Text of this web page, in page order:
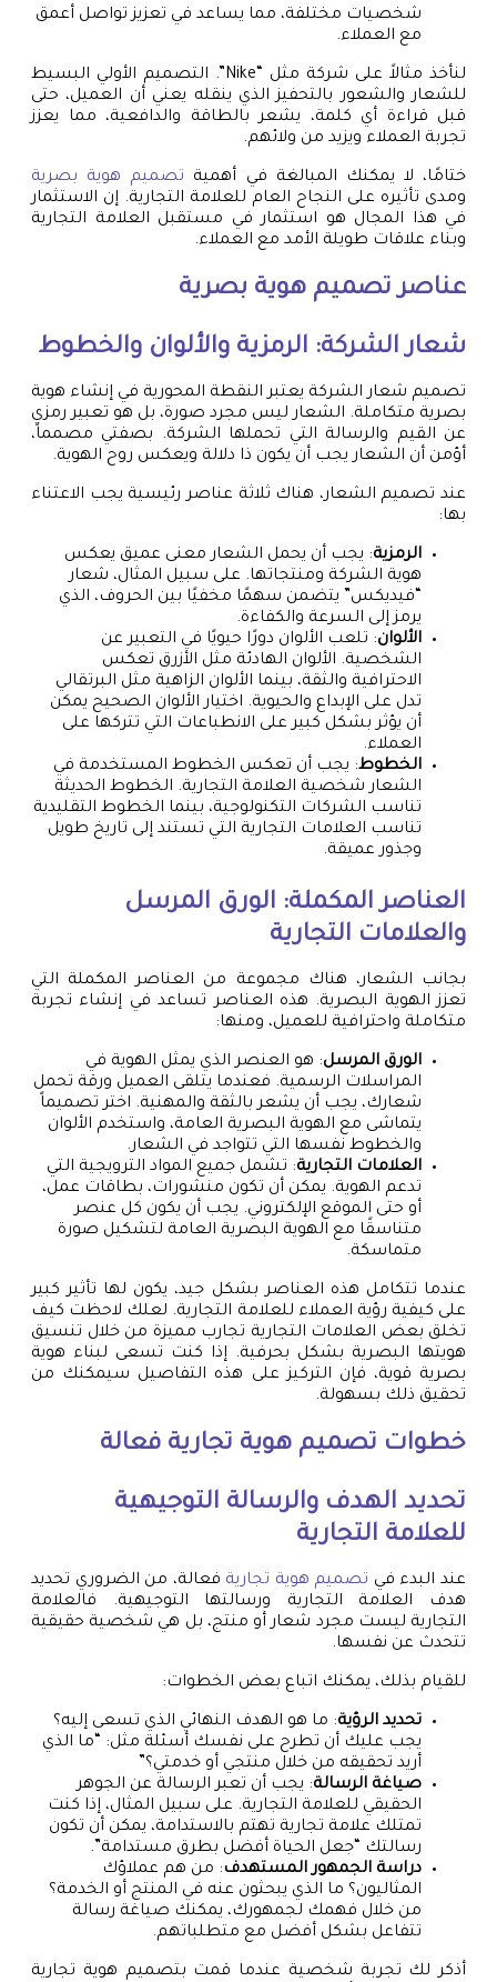
شخصيات مختلفة، مما يساعد في تعزيز تواصل أعمق
مع العملاء.
لنأخذ مثالاً على شركة مثل “Nike”. التصميم الأولي البسيط
للشعار والشعور بالتحفيز الذي ينقله يعني أن العميل، حتى
قبل قراءة أي كلمة، يشعر بالطاقة والدافعية، مما يعزز
تجربة العملاء ويزيد من ولائهم.
ختامًا، لا يمكنك المبالغة في أهمية تصميم هوية بصرية
ومدى تأثيره على النجاح العام للعلامة التجارية. إن الاستثمار
في هذا المجال هو استثمار في مستقبل العلامة التجارية
وبناء علاقات طويلة الأمد مع العملاء.
عناصر تصميم هوية بصرية
شعار الشركة: الرمزية والألوان والخطوط
تصميم شعار الشركة يعتبر النقطة المحورية في إنشاء هوية
بصرية متكاملة. الشعار ليس مجرد صورة، بل هو تعبير رمزي
عن القيم والرسالة التي تحملها الشركة. بصفتي مصمماً،
أؤمن أن الشعار يجب أن يكون ذا دلالة ويعكس روح الهوية.
عند تصميم الشعار، هناك ثلاثة عناصر رئيسية يجب الاعتناء
بها:
الرمزية: يجب أن يحمل الشعار معنى عميق يعكس
هوية الشركة ومنتجاتها. على سبيل المثال، شعار
“فيديكس” يتضمن سهمًا مخفيًا بين الحروف، الذي
يرمز إلى السرعة والكفاءة.
الألوان: تلعب الألوان دورًا حيويًا في التعبير عن
الشخصية. الألوان الهادئة مثل الأزرق تعكس
الاحترافية والثقة، بينما الألوان الزاهية مثل البرتقالي
تدل على الإبداع والحيوية. اختيار الألوان الصحيح يمكن
أن يؤثر بشكل كبير على الانطباعات التي تتركها على
العملاء.
الخطوط: يجب أن تعكس الخطوط المستخدمة في
الشعار شخصية العلامة التجارية. الخطوط الحديثة
تناسب الشركات التكنولوجية، بينما الخطوط التقليدية
تناسب العلامات التجارية التي تستند إلى تاريخ طويل
وجذور عميقة.
العناصر المكملة: الورق المرسل
والعلامات التجارية
بجانب الشعار، هناك مجموعة من العناصر المكملة التي
تعزز الهوية البصرية. هذه العناصر تساعد في إنشاء تجربة
متكاملة واحترافية للعميل، ومنها:
الورق المرسل: هو العنصر الذي يمثل الهوية في
المراسلات الرسمية. فعندما يتلقى العميل ورقة تحمل
شعارك، يجب أن يشعر بالثقة والمهنية. اختر تصميماً
يتماشى مع الهوية البصرية العامة، واستخدم الألوان
والخطوط نفسها التي تتواجد في الشعار.
العلامات التجارية: تشمل جميع المواد الترويجية التي
تدعم الهوية. يمكن أن تكون منشورات، بطاقات عمل،
أو حتى الموقع الإلكتروني. يجب أن يكون كل عنصر
متناسقًا مع الهوية البصرية العامة لتشكيل صورة
متماسكة.
عندما تتكامل هذه العناصر بشكل جيد، يكون لها تأثير كبير
على كيفية رؤية العملاء للعلامة التجارية. لعلك لاحظت كيف
تخلق بعض العلامات التجارية تجارب مميزة من خلال تنسيق
هويتها البصرية بشكل بحرفية. إذا كنت تسعى لبناء هوية
بصرية قوية، فإن التركيز على هذه التفاصيل سيمكنك من
تحقيق ذلك بسهولة.
خطوات تصميم هوية تجارية فعالة
تحديد الهدف والرسالة التوجيهية
للعلامة التجارية
عند البدء في تصميم هوية تجارية فعالة، من الضروري تحديد
هدف العلامة التجارية ورسالتها التوجيهية. فالعلامة
التجارية ليست مجرد شعار أو منتج، بل هي شخصية حقيقية
تتحدث عن نفسها.
للقيام بذلك، يمكنك اتباع بعض الخطوات:
تحديد الرؤية: ما هو الهدف النهائي الذي تسعى إليه؟
يجب عليك أن تطرح على نفسك أسئلة مثل: “ما الذي
أريد تحقيقه من خلال منتجي أو خدمتي؟”
صياغة الرسالة: يجب أن تعبر الرسالة عن الجوهر
الحقيقي للعلامة التجارية. على سبيل المثال، إذا كنت
تمتلك علامة تجارية تهتم بالاستدامة، يمكن أن تكون
رسالتك “جعل الحياة أفضل بطرق مستدامة”.
دراسة الجمهور المستهدف: من هم عملاؤك
المثاليون؟ ما الذي يبحثون عنه في المنتج أو الخدمة؟
من خلال فهمك لجمهورك، يمكنك صياغة رسالة
تتفاعل بشكل أفضل مع متطلباتهم.
أذكر لك تجربة شخصية عندما قمت بتصميم هوية تجارية